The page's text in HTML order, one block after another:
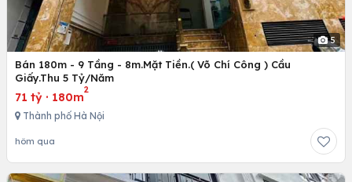
5
Bán 180m - 9 Tầng - 8m.Mặt Tiền.( Võ Chí Công ) Cầu
Giấy.Thu 5 Tỷ/Năm
71 tỷ · 180m
2
Thành phố Hà Nội
hôm qua